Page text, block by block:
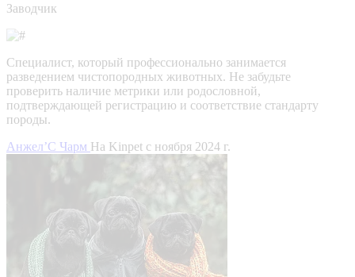
Заводчик
Специалист, который профессионально занимается
разведением чистопородных животных. Не забудьте
проверить наличие метрики или родословной,
подтверждающей регистрацию и соответствие стандарту
породы.
Анжел’С Чарм На Kinpet c ноября 2024 г.